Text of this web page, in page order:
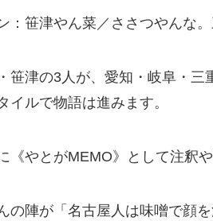
：笹津やん菜／ささつやんな
笹津の3人が、愛知・岐阜・三
イルで物語は進みます。
《やとがMEMO》として注釈
の陣が「名古屋人は味噌で顔